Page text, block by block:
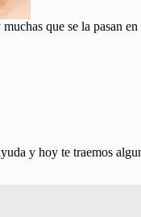
que se la pasan
y hoy te traemos